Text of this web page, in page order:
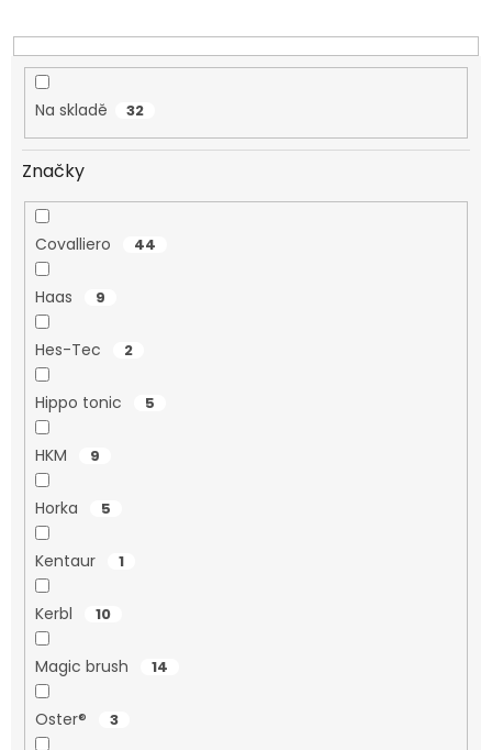
k
t
Na skladě 32
Značky
Covalliero 44
Haas 9
Hes-Tec 2
Hippo tonic 5
HKM 9
Horka 5
Kentaur 1
Kerbl 10
Magic brush 14
Oster® 3